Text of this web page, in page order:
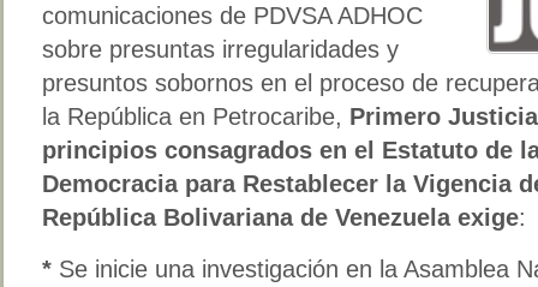
comunicaciones de PDVSA ADHOC
sobre presuntas irregularidades y
presuntos sobornos en el proceso de
la República en Petrocaribe, Primero
principios consagrados en el Estatuto de
Democracia para Restablecer la Vigencia
República Bolivariana de Venezuela exige:
* Se inicie una investigación en la Asamblea